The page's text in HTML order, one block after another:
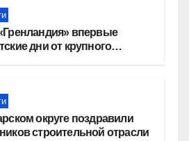
впервые
дни от крупного
округе поздравили
строительной отрасли